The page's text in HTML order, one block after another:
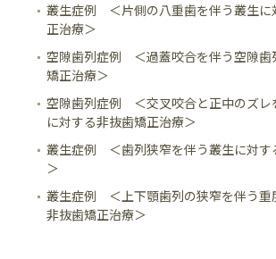
叢生症例 ＜片側の八重歯を伴う叢生に
正治療＞
空隙歯列症例 ＜過蓋咬合を伴う空隙歯
矯正治療＞
空隙歯列症例 ＜交叉咬合と正中のズレ
に対する非抜歯矯正治療＞
叢生症例 ＜歯列狭窄を伴う叢生に対す
＞
叢生症例 ＜上下顎歯列の狭窄を伴う重
非抜歯矯正治療＞